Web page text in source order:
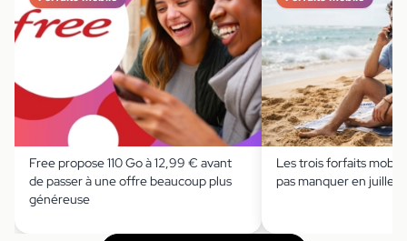
Free propose 110 Go à 12,99 € avant
de passer à une offre beaucoup plus
généreuse
Les trois forfaits
pas manquer en juillet